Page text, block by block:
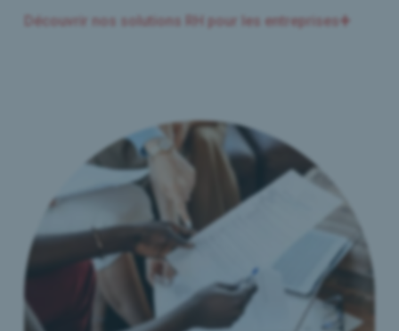
Découvrir nos solutions RH pour les entreprises